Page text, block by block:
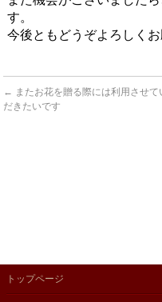
す。
今後ともどうぞよろしくお
← またお花を贈る際には利用させて
だきたいです
トップページ